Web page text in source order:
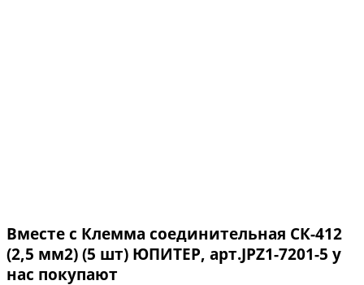
Вместе с Клемма соединительная СК-412
(2,5 мм2) (5 шт) ЮПИТЕР, арт.JPZ1-7201-5 у
нас покупают